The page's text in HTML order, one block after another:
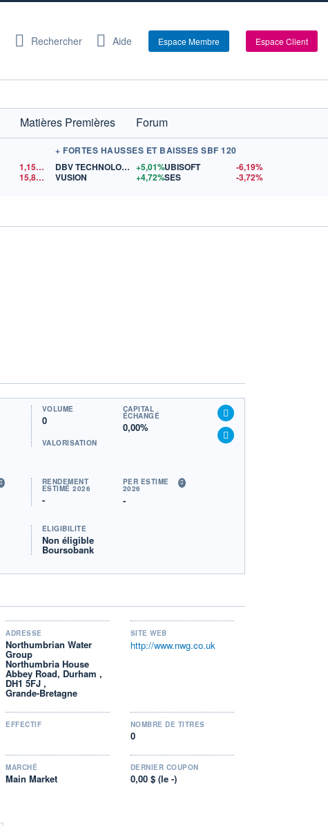
Rechercher Aide Espace Membre Espace Client
Matières Premières
Forum
1,1549
$US
15,81$US
+ FORTES HAUSSES ET BAISSES SBF 120
DBV TECHNOLOGIES +5,01%
VUSION
+4,72%
UBISOFT
-6,19%
SES
-3,72%
VOLUME
0
CAPITAL
ÉCHANGÉ
0,00%
VALORISATION
RENDEMENT
ESTIMÉ 2026
-
PER ESTIMÉ
2026
-
ÉLIGIBILITÉ
Non éligible
Boursobank
ADRESSE
Northumbrian Water
Group
Northumbria House
Abbey Road, Durham ,
DH1 5FJ ,
Grande-Bretagne
SITE WEB
http://www.nwg.co.uk
EFFECTIF NOMBRE DE TITRES
0
MARCHÉ
Main Market
DERNIER COUPON
0,00 $ (le -)